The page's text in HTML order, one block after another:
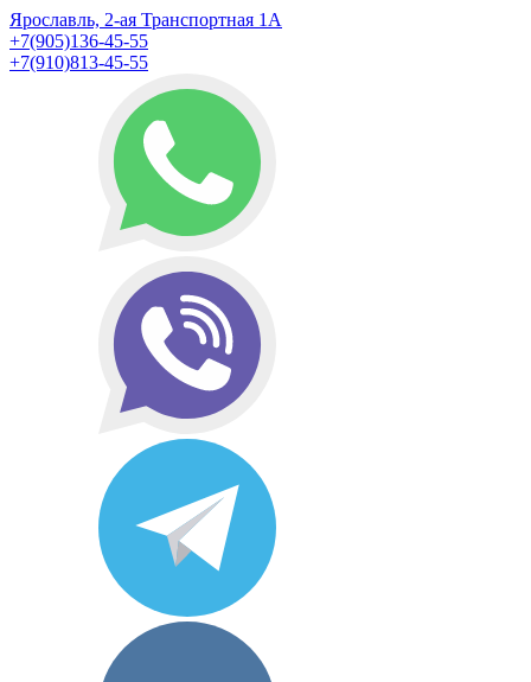
Ярославль, 2-ая Транспортная 1А
+7(905)136-45-55
+7(910)813-45-55